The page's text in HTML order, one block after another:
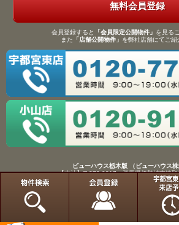
無料会員登録
会員登録すると 「会員限定公開物件」 を見る
また 「店舗公開物件」 を弊社店舗にてご紹
ビューハウス栃木版 （ビューハウス株
【本社】〒372-0817 群馬県伊勢崎市連取
TEL：0270-61-9133／FAX：0270-
Copyright(C)View House(R)Inc.All Rights